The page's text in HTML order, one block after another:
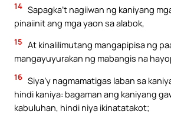
14 Sapagka’t nagiiwan ng kaniyang
pinaiinit ang mga yaon sa alabok,
15 At kinalilimutang mangapipisa ng
mangayuyurakan ng mabangis na
16 Siya’y nagmamatigas laban sa
hindi kaniya: bagaman ang kaniyang
kabuluhan, hindi niya ikinatatakot;